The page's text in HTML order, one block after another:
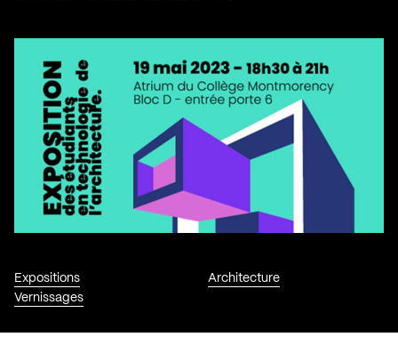
Expositions
Vernissages
Architecture